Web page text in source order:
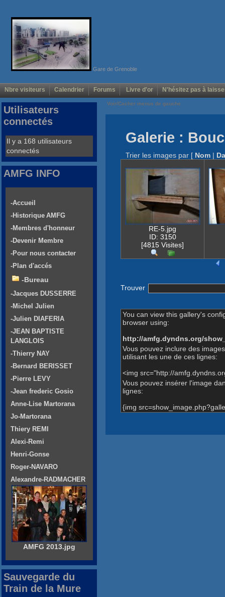
Gare de Grenoble
Nbre visiteurs Calendrier Forums Livre d'or N'hésitez pas à
Voir/Cacher menus de gauche
Galerie :
Trier les images par [ Nom |
RE-5.jpg
ID: 3150
[4815 Visites]
Trouver
You can view this gallery's
browser using:
http://amfg.dyndns.org/
Vous pouvez inclure des
utilisant les une de ces lignes:
<img src="http://
Vous pouvez insérer l'image
lignes:
{img
Utilisateurs
connectés
Il y a 168 utilisateurs
connectés
AMFG INFO
-Accueil
-Historique AMFG
-Membres d'honneur
-Devenir Membre
-Pour nous contacter
-Plan d'accés
-Bureau
-Jacques DUSSERRE
-Michel Julien
-Julien DIAFERIA
-JEAN BAPTISTE
LANGLOIS
-Thierry NAY
-Bernard BERISSET
-Pierre LEVY
-Jean frederic Gosio
Anne-Lise Martorana
Jo-Martorana
Thiery REMI
Alexi-Remi
Henri-Gonse
Roger-NAVARO
Alexandre-RADMACHER
AMFG 2013.jpg
Sauvegarde du
Train de la Mure